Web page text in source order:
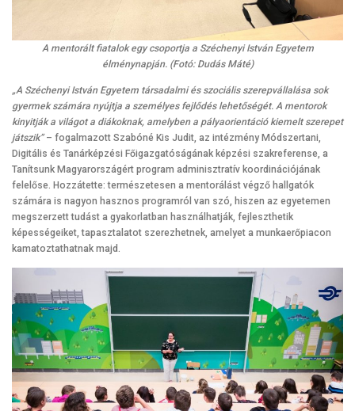
A mentorált fiatalok egy csoportja a Széchenyi István Egyetem
élménynapján. (Fotó: Dudás Máté)
„A Széchenyi István Egyetem társadalmi és szociális szerepvállalása sok
gyermek számára nyújtja a személyes fejlődés lehetőségét. A mentorok
kinyitják a világot a diákoknak, amelyben a pályaorientáció kiemelt szerepet
játszik”– fogalmazott Szabóné Kis Judit, az intézmény Módszertani,
Digitális és Tanárképzési Főigazgatóságának képzési szakreferense, a
Tanítsunk Magyarországért program adminisztratív koordinációjának
felelőse. Hozzátette: természetesen a mentorálást végző hallgatók
számára is nagyon hasznos programról van szó, hiszen az egyetemen
megszerzett tudást a gyakorlatban használhatják, fejleszthetik
képességeiket, tapasztalatot szerezhetnek, amelyet a munkaerőpiacon
kamatoztathatnak majd.